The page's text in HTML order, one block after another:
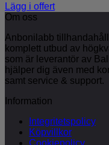
Lägg i offert
Om oss
Anbonilabb
komplett utbud av
som är leverantör av
hjälper dig även med
samt service & support.
Information
Integritetspolicy
Köpvillkor
Cookiepolicy